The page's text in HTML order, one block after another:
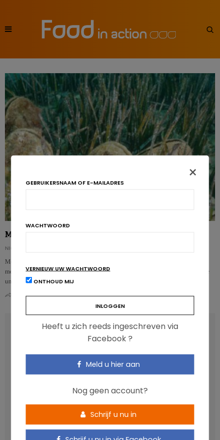
Microplastics: weekdieren het meest verontreinigd
NICOLAS GUGGENBÜHL
Mosselen, oesters en sint-jakobsvruchten behoren tot de zeevruchten die het
meest verontreinigd zijn met microplastics, aldus een onderzoeksteam van de
univ…
0
RECENT POSTS
Anthocyanen: gunstig voor de cardiometabole
Een gezonde darmmicrobiota is goed, maar wat is dat
eigenlijk?
Vis, verontreinigende stoffen en omega-3: wat zijn de
aanbevelingen?
×
GEBRUIKERSNAAM OF E-MAILADRES
WACHTWOORD
VERNIEUW UW WACHTWOORD
ONTHOUD MIJ
Heeft u zich reeds ingeschreven via
Facebook ?
Meld u hier aan
Nog geen account?
Schrijf u nu in